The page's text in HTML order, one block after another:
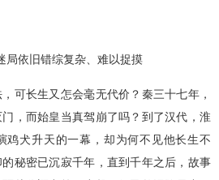
局依旧错综复杂、难以捉摸
可长生又怎会毫无代价？秦三十七年，
，而始皇当真驾崩了吗？到了汉代，淮
鸡犬升天的一幕，却为何不见他长生不
秘密已沉寂千年，直到千年之后，故事